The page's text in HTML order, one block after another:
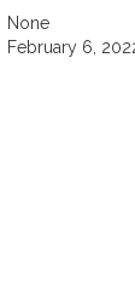
None
February 6,